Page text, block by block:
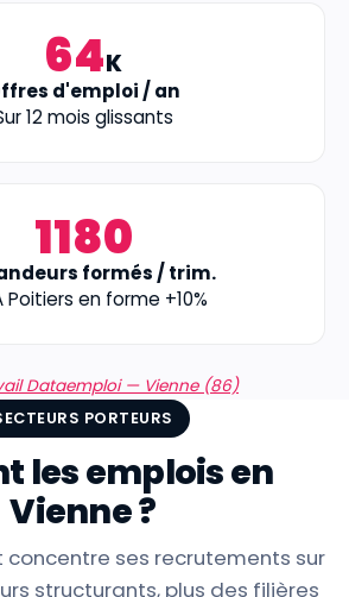
64K
d'emploi / an
12 mois glissants
1180
formés / trim.
Poitiers en forme +10%
Dataemploi — Vienne (86)
PORTEURS
les emplois en
Vienne ?
ses recrutements sur
structurants, plus des filières